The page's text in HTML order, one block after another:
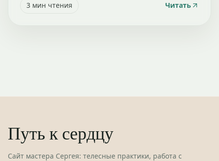
3 мин чтения Читать
Путь к сердцу
Сайт мастера Сергея: телесные практики, работа с